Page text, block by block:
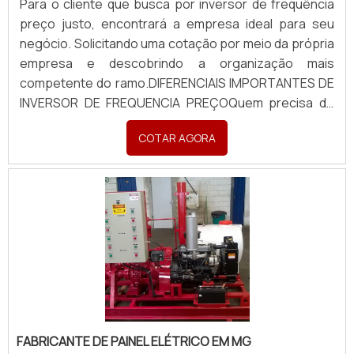
Para o cliente que busca por inversor de frequência
preço justo, encontrará a empresa ideal para seu
negócio. Solicitando uma cotação por meio da própria
empresa e descobrindo a organização mais
competente do ramo.DIFERENCIAIS IMPORTANTES DE
INVERSOR DE FREQUENCIA PREÇOQuem precisa de
inversor de frequência preço acessível em uma
empresa inovadora, vai até o site da Bevilacqua
Eletrotécnica. É possível encontrar motobombas
submersíveis e manutenção de motoredutores,
visando sempre na qualidade final para a fidelização
do cliente.Ainda focando na qualidade em inversor de
frequência preço justo, na essência da empresa, a
mesma deve prezar pelos produtos e serviços com
ótima qualidade e precisão, pontos importantes que
ficam de fora no planejamento de empresas que
visam apenas o lucro, deixando a desejar nos outros
fatores.É importante lembrar que o produto deve
COTAR AGORA
FABRICANTE DE PAINEL ELÉTRICO EM MG